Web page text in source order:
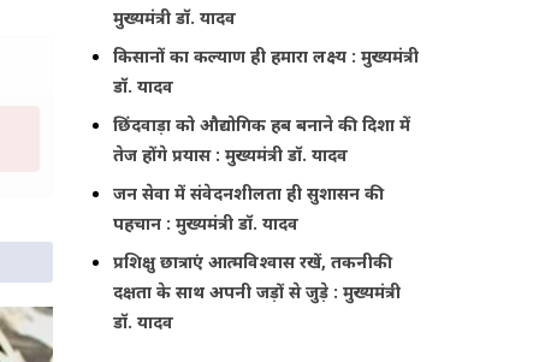
मुख्यमंत्री डॉ. यादव
किसानों का कल्याण ही हमारा लक्ष्य : मुख्यमंत्री
डॉ. यादव
छिंदवाड़ा को औद्योगिक हब बनाने की दिशा में
तेज होंगे प्रयास : मुख्यमंत्री डॉ. यादव
जन सेवा में संवेदनशीलता ही सुशासन की
पहचान : मुख्यमंत्री डॉ. यादव
प्रशिक्षु छात्राएं आत्मविश्वास रखें, तकनीकी
दक्षता के साथ अपनी जड़ों से जुड़े : मुख्यमंत्री
डॉ. यादव